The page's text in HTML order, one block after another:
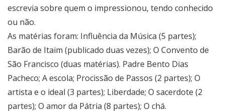
escrevia sobre quem o impressionou, tendo conhecido
ou não.
As matérias foram: Influência da Música (5 partes);
Barão de Itaim (publicado duas vezes); O Convento de
São Francisco (duas matérias). Padre Bento Dias
Pacheco; A escola; Procissão de Passos (2 partes); O
artista e o ideal (3 partes); Liberdade; O sacerdote (2
partes); O amor da Pátria (8 partes); O chá.